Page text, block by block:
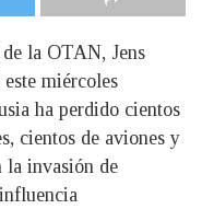
la OTAN, Jens
miércoles
ha perdido cientos
cientos de aviones y
la invasión de